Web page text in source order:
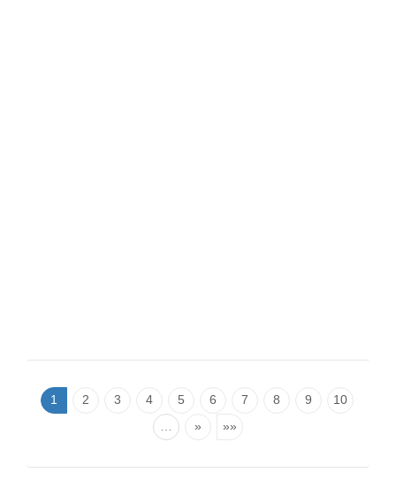
1 2 3 4 5 6 7 8 9
10
» »»